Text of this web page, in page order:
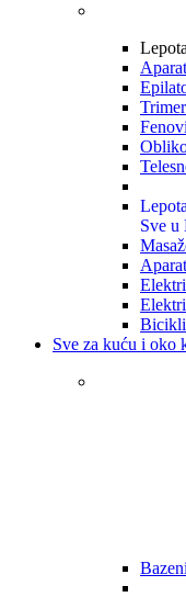
Fenovi
Sve u
Sve za kuću i oko
Bazeni